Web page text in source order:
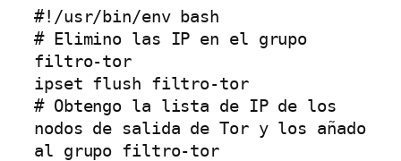
#!/usr/bin/env bash
# Elimino las IP en el grupo
filtro-tor
ipset flush filtro-tor
# Obtengo la lista de IP de los
nodos de salida de Tor y los añado
al grupo filtro-tor